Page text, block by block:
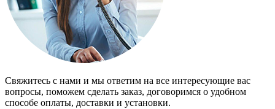
Свяжитесь с нами и мы ответим на все интересующие вас
вопросы, поможем сделать заказ, договоримся о удобном
способе оплаты, доставки и установки.